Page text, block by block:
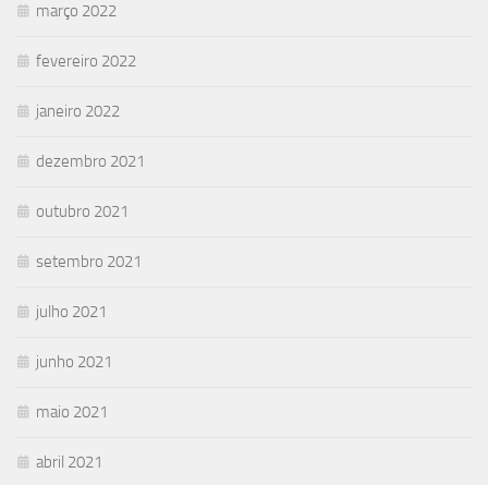
março 2022
fevereiro 2022
janeiro 2022
dezembro 2021
outubro 2021
setembro 2021
julho 2021
junho 2021
maio 2021
abril 2021